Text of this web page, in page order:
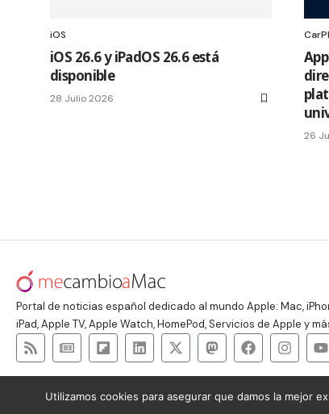
iOS
iOS 26.6 y iPadOS 26.6 está
disponible
28 Julio 2026
26
Portal de noticias español dedicado al mundo Apple: Mac,
iPad, Apple TV, Apple Watch, HomePod, Servicios de Apple y
Utilizamos cookies para asegurar que damos la mejor